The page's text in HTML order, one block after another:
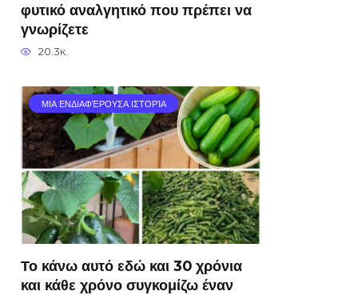
φυτικό αναλγητικό που πρέπει να
γνωρίζετε
20.3к.
ΜΙΑ ΕΝΔΙΑΦΈΡΟΥΣΑ ΙΣΤΟΡΊΑ
Το κάνω αυτό εδώ και 30 χρόνια
και κάθε χρόνο συγκομίζω έναν